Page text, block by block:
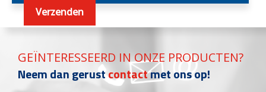
GEÏNTERESSEERD IN ONZE PRODUCTEN?
Neem dan gerustcontactmet ons op!